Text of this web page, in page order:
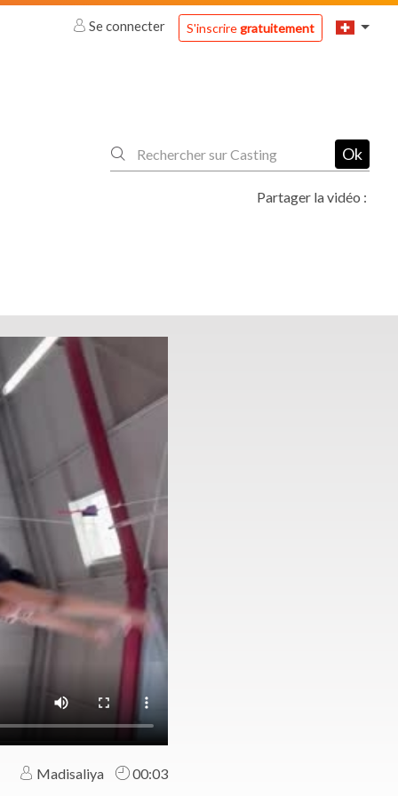
Se connecter S'inscriregratuitement
Ok
Partager la vidéo :
Madisaliya 00:03